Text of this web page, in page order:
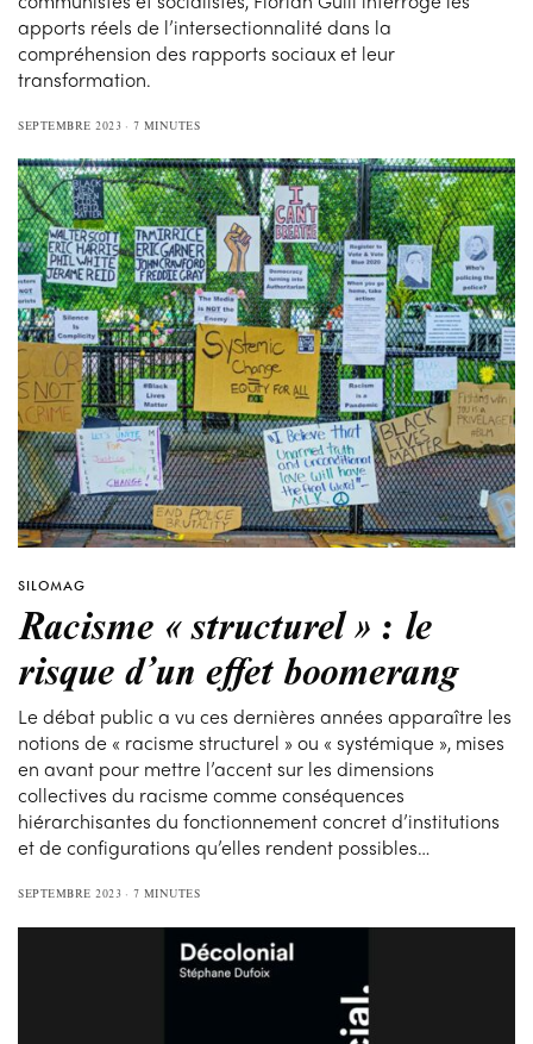
apports réels de l’intersectionnalité dans la
compréhension des rapports sociaux et leur
transformation.
SEPTEMBRE 2023 7 MINUTES
SILOMAG
Racisme « structurel » : le
risque d’un effet boomerang
Le débat public a vu ces dernières années apparaître les
notions de « racisme structurel » ou « systémique », mises
en avant pour mettre l’accent sur les dimensions
collectives du racisme comme conséquences
hiérarchisantes du fonctionnement concret d’institutions
et de configurations qu’elles rendent possibles…
SEPTEMBRE 2023 7 MINUTES